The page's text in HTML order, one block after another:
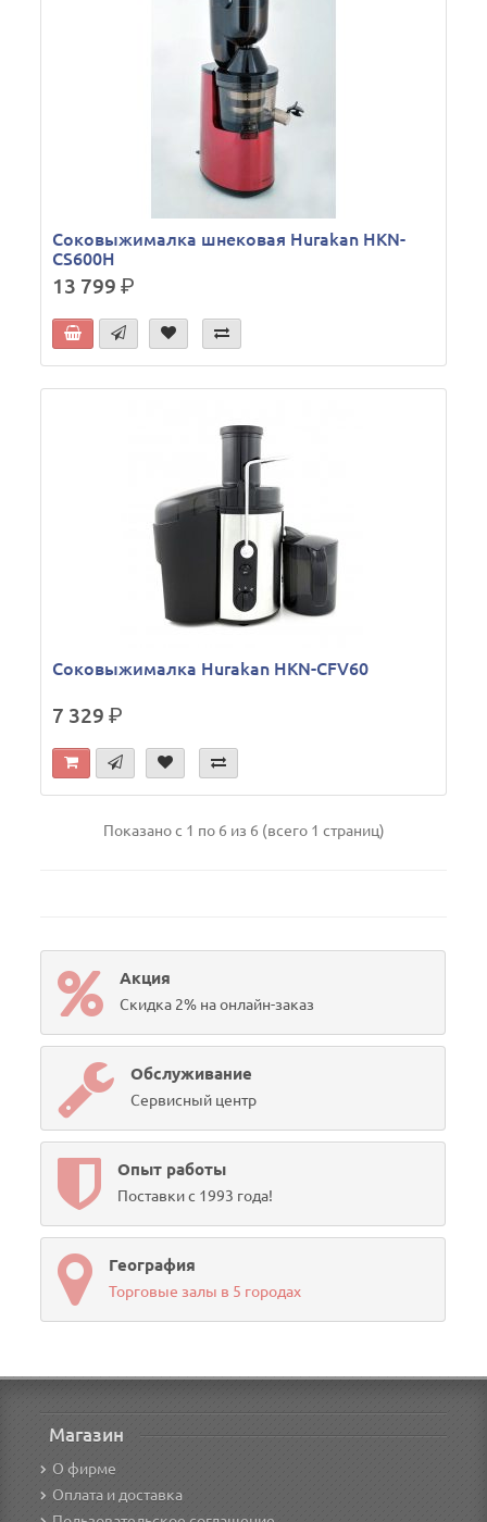
Соковыжималка шнековая Hurakan HKN-
CS600H
13 799р.
Соковыжималка Hurakan HKN-CFV60
7 329р.
Показано с 1 по 6 из 6 (всего 1 страниц)
Акция
Скидка 2% на онлайн-заказ
Обслуживание
Сервисный центр
Опыт работы
Поставки с 1993 года!
География
Торговые залы в 5 городах
Магазин
О фирме
Оплата и доставка